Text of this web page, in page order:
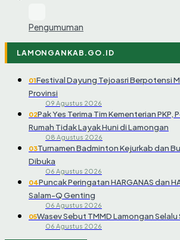
Pengumuman
LAMONGANKAB.GO.ID
01Festival Dayung Tejoasri Berpotensi
Provinsi
09 Agustus 2026
02Pak Yes Terima Tim Kementerian
Rumah Tidak Layak Huni di Lamongan
08 Agustus 2026
03Turnamen Badminton Kejurkab dan
Dibuka
06 Agustus 2026
04Puncak Peringatan HARGANAS dan
Salam-Q Genting
06 Agustus 2026
05Wasev Sebut TMMD Lamongan Selalu
06 Agustus 2026